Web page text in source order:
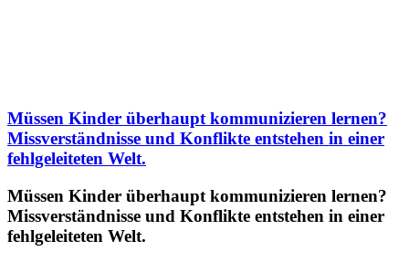
Müssen Kinder überhaupt kommunizieren lernen?
Missverständnisse und Konflikte entstehen in einer
fehlgeleiteten Welt.
Müssen Kinder überhaupt kommunizieren lernen?
Missverständnisse und Konflikte entstehen in einer
fehlgeleiteten Welt.